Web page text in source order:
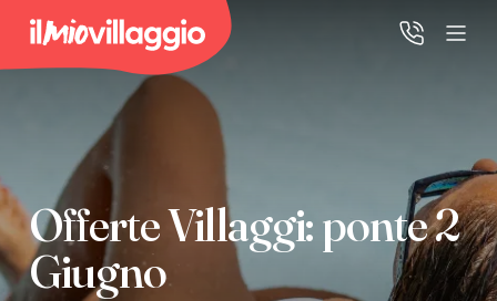
Home
Promo Speciali
Destinazioni
Offerte Villaggi: ponte 2
Giugno